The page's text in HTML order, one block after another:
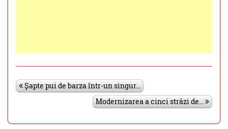
Șapte pui de barza într-un singur...
Modernizarea a cinci străzi de...